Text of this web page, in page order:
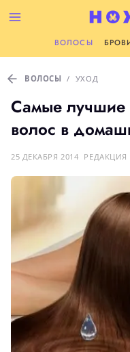
ВОЛОСЫ
ВОЛОСЫ / УХОД
Самые лучшие
волос в
25 ДЕКАБРЯ 2014 РЕДАКЦИЯ